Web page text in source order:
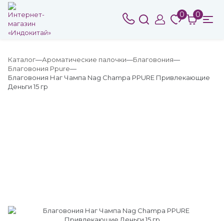
0 0
Каталог Ароматические палочки
Благовония
Благовония Ppure
Благовония Наг Чампа Nag Champa PPURE Привлекающие
Деньги 15 гр